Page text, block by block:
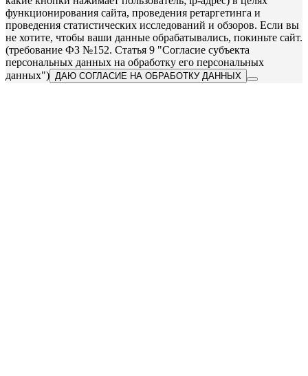
функционирования сайта, проведения ретаргетинга и
проведения статистических исследований и обзоров. Если вы
не хотите, чтобы ваши данные обрабатывались, покиньте сайт.
(требование ФЗ №152. Статья 9 "Согласие субъекта
персональных данных на обработку его персональных
данных") ДАЮ СОГЛАСИЕ НА ОБРАБОТКУ ДАННЫХ